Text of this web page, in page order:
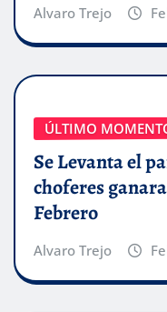
Alvaro Trejo
ÚLTIMO
Se Levanta el
choferes
Febrero
Alvaro Trejo